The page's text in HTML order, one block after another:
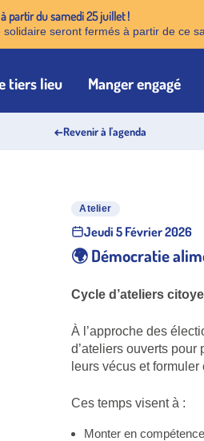
partir du samedi 25 juillet !
solidaire seront fermés à partir de ce
tiers lieu Manger engagé
←Revenir à l'agenda
Atelier
Jeudi 5 Février 2026
🌍 Démocratie
Cycle d’ateliers
À l’approche des
d’ateliers ouverts pour
leurs vécus et
Ces temps visent à :
Monter en